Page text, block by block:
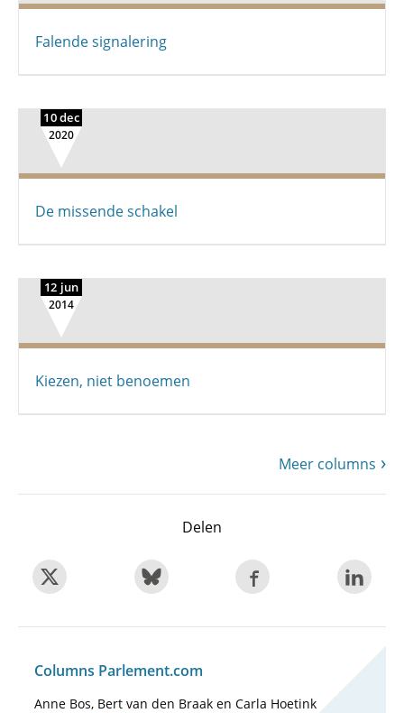
Falende signalering
10 dec
2020
De missende schakel
12 jun
2014
Kiezen, niet benoemen
Meer columns
Delen
Columns Parlement.com
Anne Bos, Bert van den Braak en Carla Hoetink